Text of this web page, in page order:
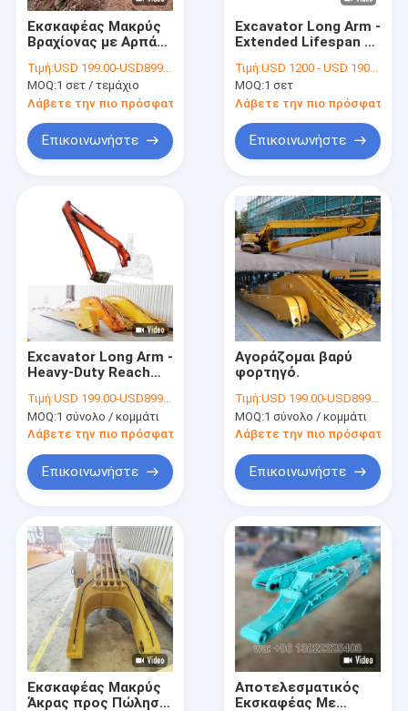
Προϊόντα
Βίντεο
Εμφάνιση VR
Σχετικά με εμάς
Εκσκαφέας Μακρύς
Βραχίονας με Αρπάγη
Τιμή:USD 199.00-USD8999.00
MOQ:1 σετ / τεμάχιο
Λάβετε την πιο πρόσφατη τιμή
Επικοινωνήστε
Excavator Long Arm -
Extended Lifespan &
Τιμή:USD 1200 - USD 19000
MOQ:1 σετ
Λάβετε την πιο πρόσφατη
Επικοινωνήστε
Excavator Long Arm -
Heavy-Duty Reach
Τιμή:USD 199.00-USD8999.00
MOQ:1 σύνολο / κομμάτι
Λάβετε την πιο πρόσφατη τιμή
Επικοινωνήστε
Αγοράζομαι βαρύ
φορτηγό.
Τιμή:USD 199.00-USD8999.00
MOQ:1 σύνολο / κομμάτι
Λάβετε την πιο πρόσφατη
Επικοινωνήστε
Εκσκαφέας Μακρύς
Άκρας προς Πώληση
Αποτελεσματικός
Εκσκαφέας Με